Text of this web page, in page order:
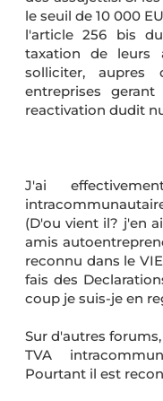
le seuil de 10 000
l'article 256 bis
taxation de leurs
solliciter,
entreprises
reactivation dudit
J'ai
(D'ou vient il? j'en
amis
reconnu dans le
fais des
coup je suis-je en
Sur d'autres
TVA
Pourtant il est